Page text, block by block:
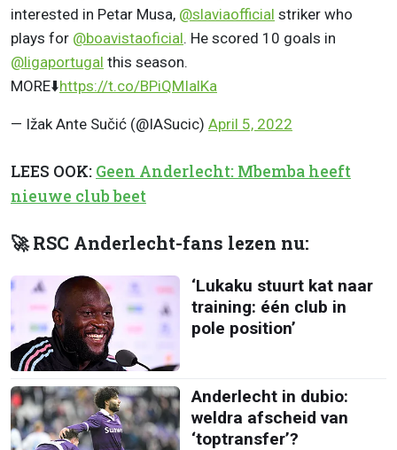
interested in Petar Musa, @slaviaofficial striker who
plays for @boavistaoficial. He scored 10 goals in
@ligaportugal this season.
MORE⬇️https://t.co/BPiQMIalKa
— Ižak Ante Sučić (@IASucic) April 5, 2022
LEES OOK: Geen Anderlecht: Mbemba heeft
nieuwe club beet
🚀 RSC Anderlecht-fans lezen nu:
‘Lukaku stuurt kat naar
training: één club in
pole position’
Anderlecht in dubio:
weldra afscheid van
‘toptransfer’?